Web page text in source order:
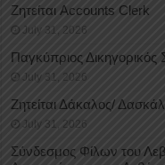
Ζητείται Accounts Clerk
July 31, 2026
Παγκύπριος
July 31, 2026
Ζητείται Δάκαλος/
July 31, 2026
Σύνδεσμος Φίλων του